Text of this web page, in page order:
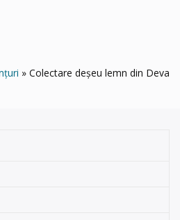
Colectare deșeu lemn din Deva